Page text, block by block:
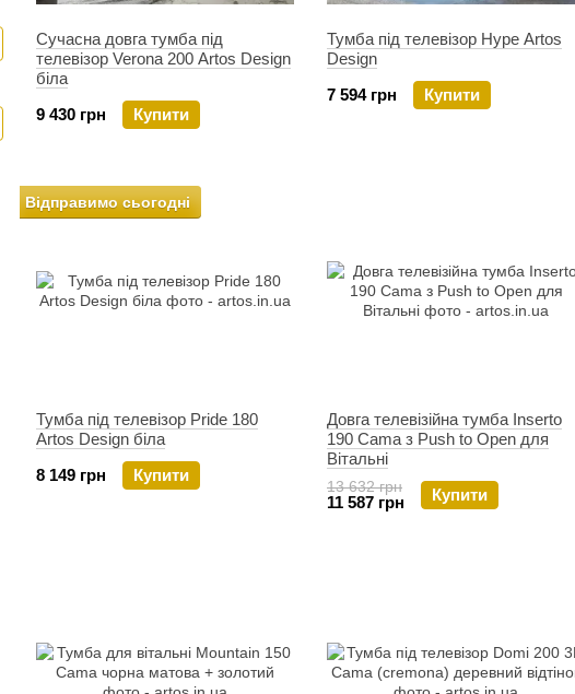
Сучасна довга тумба під
телевізор Verona 200 Artos Design
біла
9 430 грн
Купити
Тумба під телевізор Hype Artos
Design
7 594 грн
Купити
Відправимо сьогодні
Тумба під телевізор Pride 180
Artos Design біла
8 149 грн
Купити
Довга телевізійна тумба Inserto
190 Cama з Push to Open для
Вітальні
13 632 грн
11 587 грн Купити